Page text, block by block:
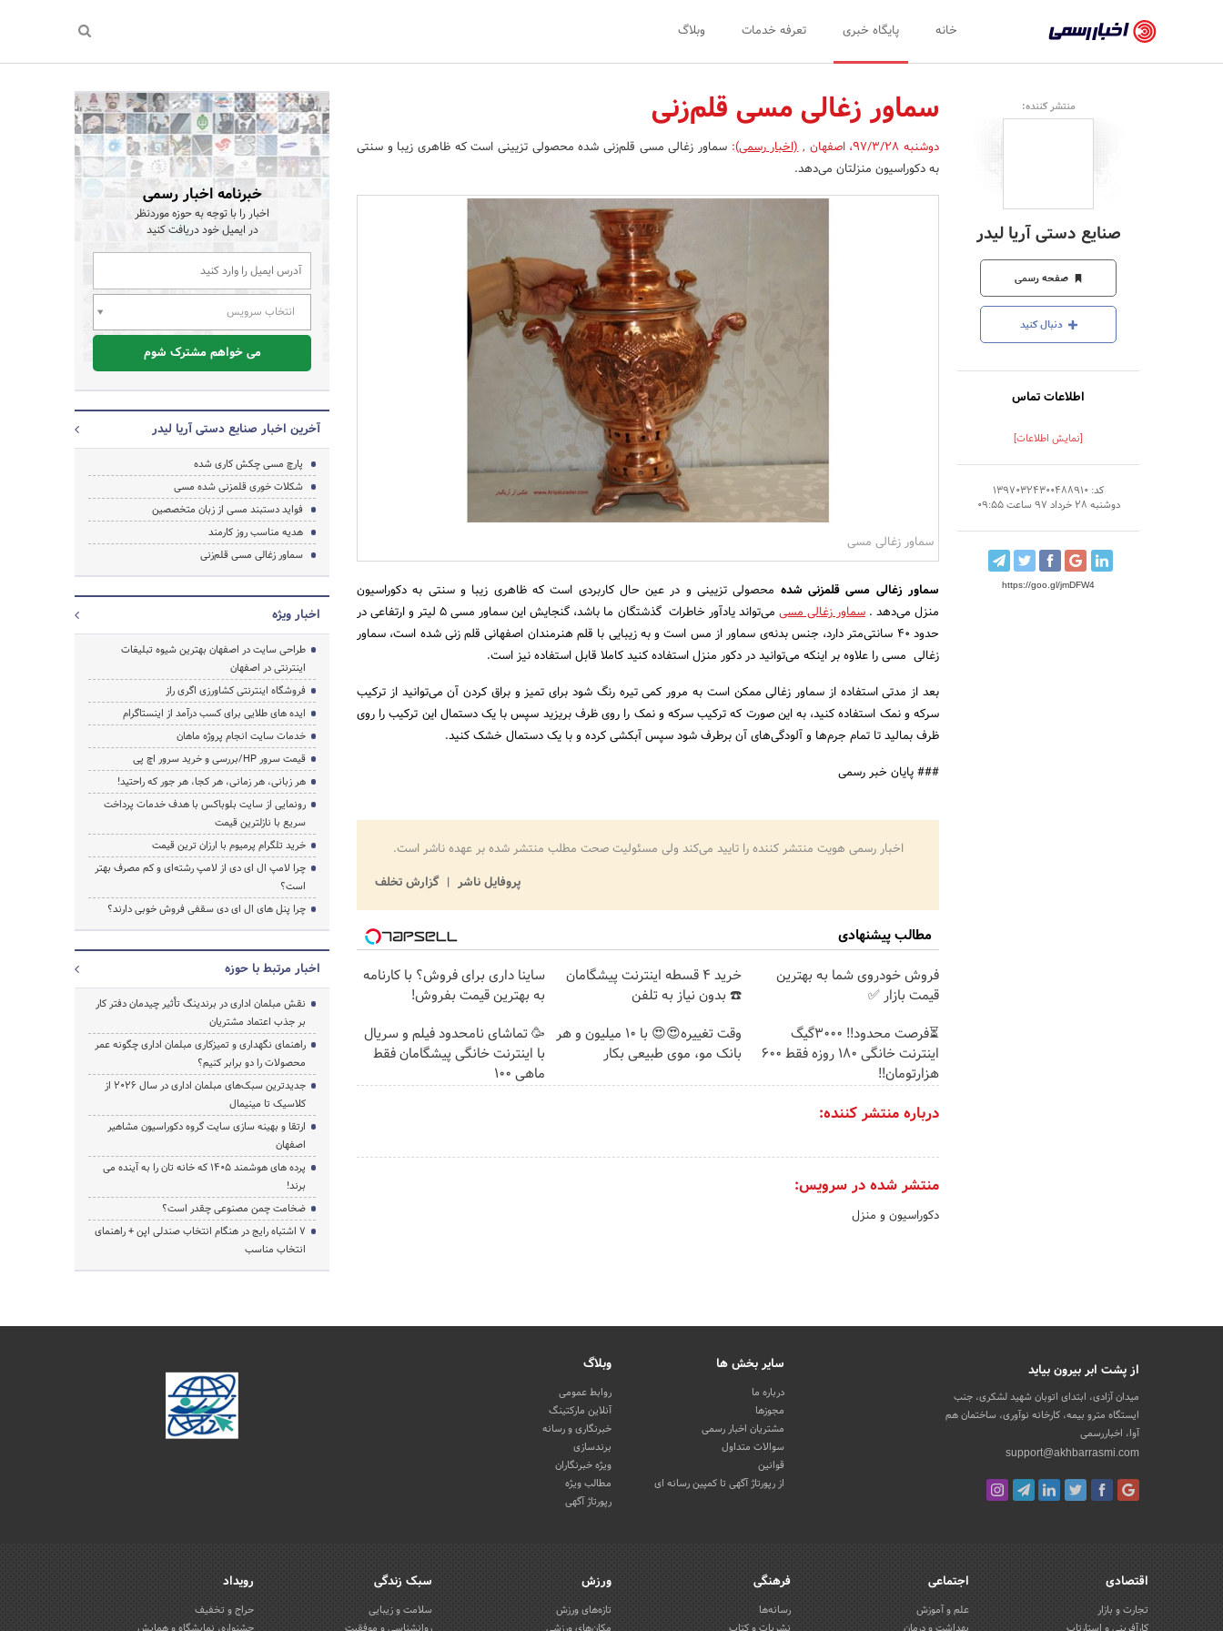
رسمی
-
اخبار
شرکت‌ها،
سازمان‌ها
و
روابط
عمومی‌ها
خانه پایگاه خبری تعرفه خدمات وبلاگ
جستجو
منتشر کننده:
صنایع دستی آریا لیدر
صفحه رسمی
دنبال کنید
اطلاعات تماس
[نمایش اطلاعات]
کد: 13970324300488910
دوشنبه 28 خرداد 97 ساعت 09:55
https://goo.gl/jmDFW4
سماور زغالی مسی قلم‌زنی
دوشنبه 97/3/28 ،اصفهان ,(اخبار رسمی): سماور زغالی مسی قلم‌زنی شده محصولی تزیینی است که ظاهری زیبا و سنتی
به دکوراسیون منزلتان می‌دهد.
سماور زغالی مسی
سماور زغالی مسی قلمزنی شده محصولی تزیینی و در عین حال کاربردی است که ظاهری زیبا و سنتی به دکوراسیون
منزل می‌دهد .سماور زغالی مسی
می‌تواند یادآور خاطرات گذشتگان ما باشد، گنجایش این سماور مسی 5 لیتر و ارتفاعی در
حدود 40 سانتی‌متر دارد، جنس بدنه‌ی سماور از مس است و به زیبایی با قلم هنرمندان اصفهانی قلم زنی شده است، سماور
زغالی مسی را علاوه بر اینکه می‌توانید در دکور منزل استفاده کنید کاملا قابل استفاده نیز است.
بعد از مدتی استفاده از سماور زغالی ممکن است به مرور کمی تیره رنگ شود برای تمیز و براق کردن آن می‌توانید از ترکیب
سرکه و نمک استفاده کنید، به این صورت که ترکیب سرکه و نمک را روی ظرف بریزید سپس با یک دستمال این ترکیب را روی
ظرف بمالید تا تمام جرم‌ها و آلودگی‌های آن برطرف شود سپس آبکشی کرده و با یک دستمال خشک کنید.
### پایان خبر رسمی
اخبار رسمی هویت منتشر کننده را تایید می‌کند ولی مسئولیت صحت مطلب منتشر شده بر عهده ناشر است.
پروفایل ناشر
گزارش تخلف
مطالب پیشنهادی
فروش خودروی شما به بهترین
قیمت بازار ✅
خرید 4 قسطه اینترنت پیشگامان
☎️ بدون نیاز به تلفن
ساینا داری برای فروش؟ با کارنامه
به بهترین قیمت بفروش!
⏳فرصت محدود!! 3000گیگ
اینترنت خانگی 180 روزه فقط 600
هزارتومان!!
وقت تغییره😍😍 با 10 میلیون و هر
بانک مو، موی طبیعی بکار
🥳 تماشای نامحدود فیلم و سریال
با اینترنت خانگی پیشگامان فقط
ماهی 100
درباره منتشر کننده:
منتشر شده در سرویس:
دکوراسیون و منزل
خبرنامه اخبار رسمی
اخبار را با توجه به حوزه موردنظر
در ایمیل خود دریافت کنید
انتخاب سرویس
می خواهم مشترک شوم
آخرین اخبار صنایع دستی آریا لیدر
پارچ مسی چکش کاری شده
شکلات خوری قلمزنی شده مسی
فواید دستبند مسی از زبان متخصصین
هدیه مناسب روز کارمند
سماور زغالی مسی قلم‌زنی
اخبار ویژه
طراحی سایت در اصفهان بهترین شیوه تبلیغات
اینترنتی در اصفهان
فروشگاه اینترنتی کشاورزی اگری راز
ایده های طلایی برای کسب درآمد از اینستاگرام
خدمات سایت انجام پروژه ماهان
قیمت سرور HP/بررسی و خرید سرور اچ پی
هر زبانی، هر زمانی، هر کجا، هر جور که راحتید!
رونمایی از سایت بلوباکس با هدف خدمات پرداخت
سریع با نازلترین قیمت
خرید تلگرام پرمیوم با ارزان ترین قیمت
چرا لامپ ال ای دی از لامپ رشته‌ای و کم مصرف بهتر
است؟
چرا پنل های ال ای دی سقفی فروش خوبی دارند؟
اخبار مرتبط با حوزه
نقش مبلمان اداری در برندینگ تأثیر چیدمان دفتر کار
بر جذب اعتماد مشتریان
راهنمای نگهداری و تمیزکاری مبلمان اداری چگونه عمر
محصولات را دو برابر کنیم؟
جدیدترین سبک‌های مبلمان اداری در سال ۲۰۲۶ از
کلاسیک تا مینیمال
ارتقا و بهینه سازی سایت گروه دکوراسیون مشاهیر
اصفهان
پرده‌ های هوشمند ۱۴۰۵ که خانه‌ تان را به آینده می‌
برند!
ضخامت چمن مصنوعی چقدر است؟
۷ اشتباه رایج در هنگام انتخاب صندلی اپن + راهنمای
انتخاب مناسب
از پشت ابر بیرون بیاید
میدان آزادی، ابتدای اتوبان شهید لشکری، جنب
ایستگاه مترو بیمه، کارخانه نوآوری، ساختمان هم
آوا، اخباررسمی
support@akhbarrasmi.com
سایر بخش ها
درباره ما
مجوزها
مشتریان اخبار رسمی
سوالات متداول
قوانین
از رپورتاژ آگهی تا کمپین رسانه ای
وبلاگ
روابط عمومی
آنلاین مارکتینگ
خبرنگاری و رسانه
برندسازی
ویژه خبرنگاران
مطالب ویژه
رپورتاژ آگهی
اقتصادی
تجارت و بازار
اجتماعی
علم و آموزش
فرهنگی
رسانه‌ها
ورزش
تازه‌های ورزش
سبک زندگی
سلامت و زیبایی
رویداد
حراج و تخفیف